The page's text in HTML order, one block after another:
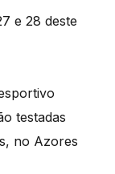
e 28 deste
testadas
no Azores